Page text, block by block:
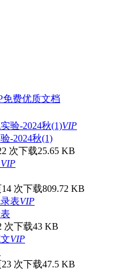
免费优质文档
VIP
-2024秋(1)
次下载25.65 KB
VIP
14 次下载809.72 KB
VIP
次下载43 KB
VIP
23 次下载47.5 KB